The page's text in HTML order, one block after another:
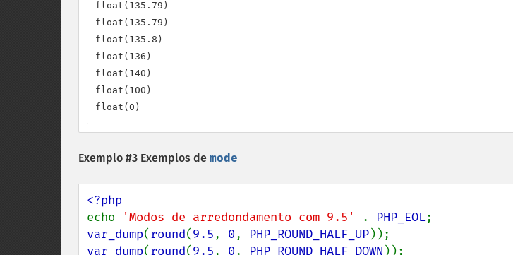
float(135.79)
float(135.79)
float(135.8)
float(136)
float(140)
float(100)
float(0)
Exemplo #3 Exemplos de mode
echo
'Modos de arredondamento com 9.5' . PHP_EOL
var_dump(round(9.5, 0, PHP_ROUND_HALF_UP
var_dump(round(9.5, 0, PHP_ROUND_HALF_DOWN